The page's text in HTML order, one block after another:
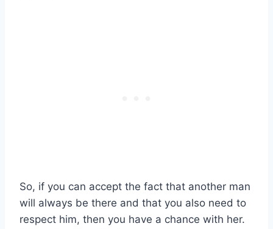
So, if you can accept the fact that another man
will always be there and that you also need to
respect him, then you have a chance with her.